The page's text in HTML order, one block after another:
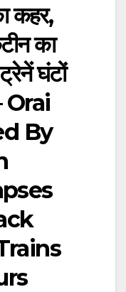
कहर,
का
घंटों
Orai
By